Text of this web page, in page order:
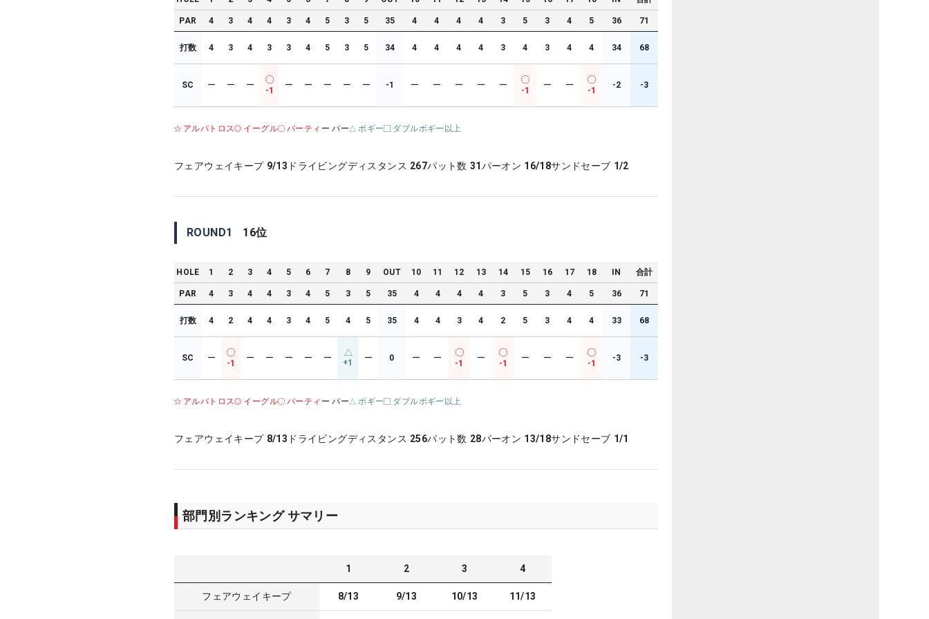
PAR 4 3 4 4 3 4 5 3 5 35 4 4 4 4 3 5 3 4 5 36 71
打数 4 3 4 3 3 4 5 3 5 34 4 4 4 4 3 4 3 4 4 34 68
SC ー ー ー
-1
ー ー ー ー ー -1 ー ー ー ー ー
-1
ー ー
-1
-2 -3
アルバトロス イーグル バーティ ー パー ボギー ダブルボギー以上
フェアウェイキープ 9/13 ドライビングディスタンス 267パット数 31パーオン 16/18サンドセーブ 1/2
ROUND1 16位
HOLE 1 2 3 4 5 6 7 8 9 OUT 10 11 12 13 14 15 16 17 18 IN 合計
PAR 4 3 4 4 3 4 5 3 5 35 4 4 4 4 3 5 3 4 5 36 71
打数 4 2 4 4 3 4 5 4 5 35 4 4 3 4 2 5 3 4 4 33 68
SC ー
-1
ー ー ー ー ー +1 ー 0 ー ー
-1
ー
-1
ー ー ー
-1
-3 -3
アルバトロス イーグル バーティ ー パー ボギー ダブルボギー以上
フェアウェイキープ 8/13 ドライビングディスタンス 256パット数 28パーオン 13/18サンドセーブ 1/1
部門別ランキング サマリー
1 2 3 4
フェアウェイキープ 8/13 9/13 10/13 11/13